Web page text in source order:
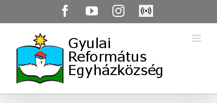
FacebookYouTubeInstagram
Élő
közvetítés